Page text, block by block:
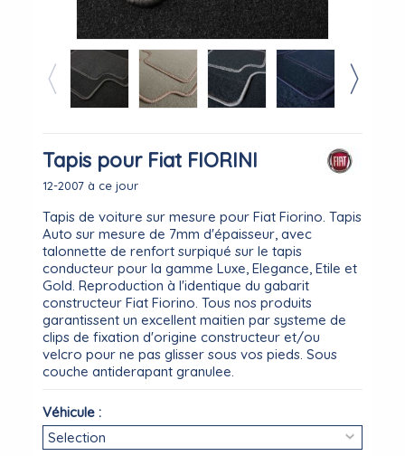
Tapis pour Fiat FIORINI
12-2007 à ce jour
Tapis de voiture sur mesure pour Fiat Fiorino. Tapis
Auto sur mesure de 7mm d'épaisseur, avec
talonnette de renfort surpiqué sur le tapis
conducteur pour la gamme Luxe, Elegance, Etile et
Gold. Reproduction à l'identique du gabarit
constructeur Fiat Fiorino. Tous nos produits
garantissent un excellent maitien par systeme de
clips de fixation d'origine constructeur et/ou
velcro pour ne pas glisser sous vos pieds. Sous
couche antiderapant granulee.
Véhicule :